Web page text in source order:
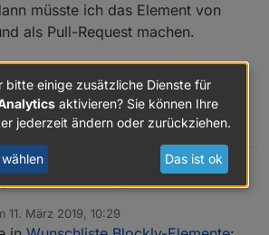
müsste ich das Element von
als Pull-Request machen.
unten im Beitrag wenn er euch geholfen hat.
0
Danke für das Beispiel. Habe es mir
package muss noch blocks: true
auch ob es möglich ist mit der Methode
11. März 2019, 10:29
von
bitte einige zusätzliche Dienste für
aktivieren? Sie können Ihre
jederzeit ändern oder zurückziehen.
Das ist ok